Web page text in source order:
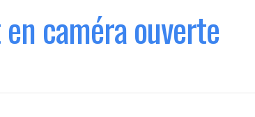
caméra ouverte